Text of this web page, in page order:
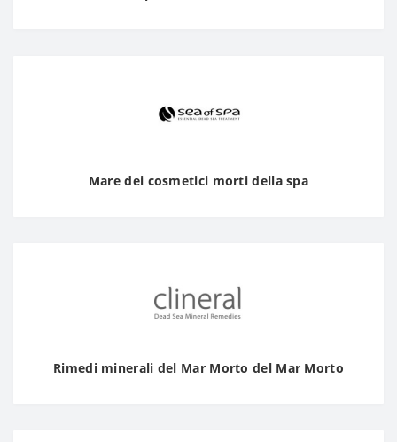
Mare dei cosmetici morti della spa
Rimedi minerali del Mar Morto del Mar Morto